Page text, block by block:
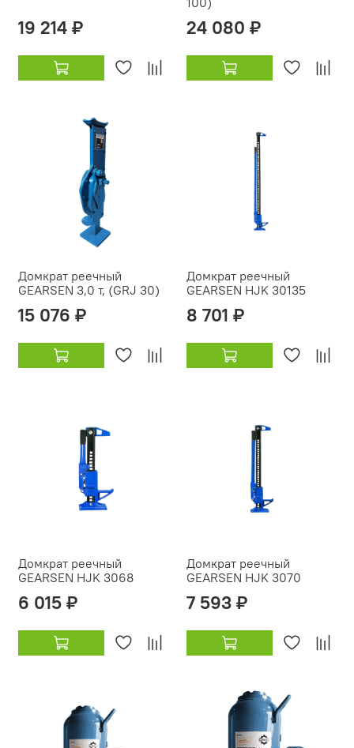
19 214 ₽ 24 080 ₽
Домкрат реечный
GEARSEN 3,0 т, (GRJ 30)
15 076 ₽
Домкрат реечный
GEARSEN HJK 30135
8 701 ₽
Домкрат реечный
GEARSEN HJK 3068
6 015 ₽
Домкрат реечный
GEARSEN HJK 3070
7 593 ₽